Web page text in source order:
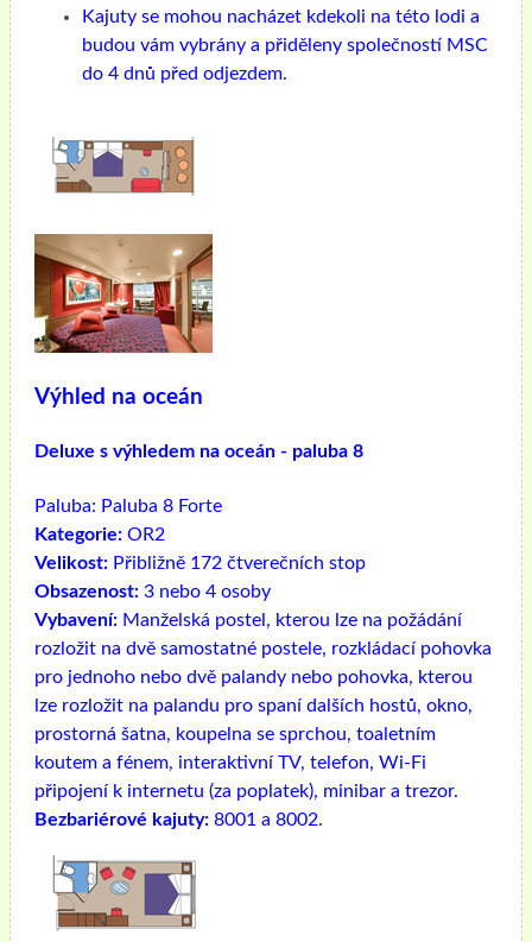
Kajuty se mohou nacházet kdekoli na této lodi a
budou vám vybrány a přiděleny společností MSC
do 4 dnů před odjezdem.
Výhled na oceán
Deluxe s výhledem na oceán - paluba 8
Paluba: Paluba 8 Forte
Kategorie: OR2
Velikost: Přibližně 172 čtverečních stop
Obsazenost: 3 nebo 4 osoby
Vybavení: Manželská postel, kterou lze na požádání
rozložit na dvě samostatné postele, rozkládací pohovka
pro jednoho nebo dvě palandy nebo pohovka, kterou
lze rozložit na palandu pro spaní dalších hostů, okno,
prostorná šatna, koupelna se sprchou, toaletním
koutem a fénem, ​​interaktivní TV, telefon, Wi-Fi
připojení k internetu (za poplatek), minibar a trezor.
Bezbariérové ​​kajuty: 8001 a 8002.